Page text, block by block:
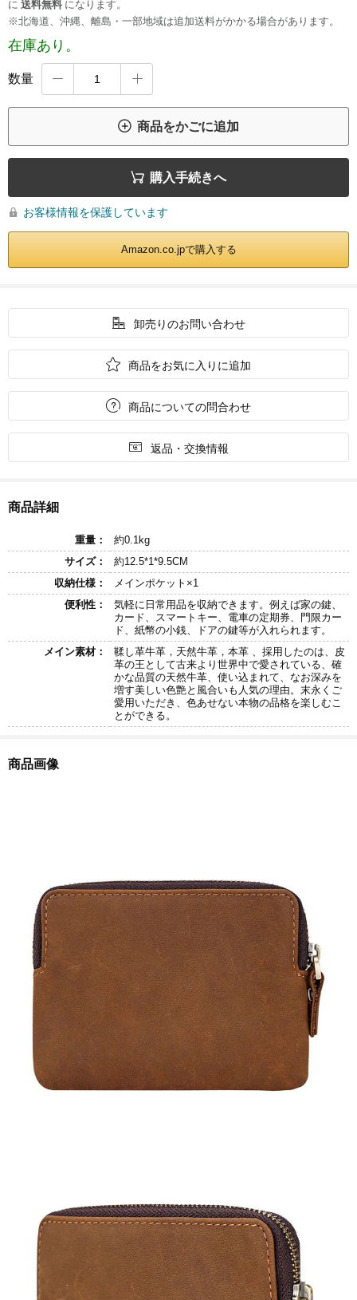
に 送料無料 になります。
※北海道、沖縄、離島・一部地域は追加送料がかかる場合があります。
在庫あり。
数量  
 商品をかごに追加
 購入手続きへ
 お客様情報を保護しています
Amazon.co.jpで購入する
 卸売りのお問い合わせ
 商品をお気に入りに追加
 商品についての問合わせ
 返品・交換情報
商品詳細
重量：
約0.1kg
サイズ：
約12.5*1*9.5CM
収納仕様：
メインポケット×1
便利性：
気軽に日常用品を収納できます。例えば家の鍵、
カード、スマートキー、電車の定期券、門限カー
ド、紙幣の小銭、ドアの鍵等が入れられます。
メイン素材：
鞣し革牛革，天然牛革，本革 、採用したのは、皮
革の王として古来より世界中で愛されている、確
かな品質の天然牛革、使い込まれて、なお深みを
増す美しい色艶と風合いも人気の理由。末永くご
愛用いただき、色あせない本物の品格を楽しむこ
とができる。
商品画像